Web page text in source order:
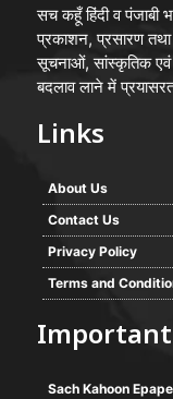
सच कहूँ हिंदी व पंजाबी
प्रकाशन, प्रसारण तथा
सूचनाओं, सांस्कृतिक एवं
बदलाव लाने में
Links
About Us
Contact Us
Privacy Policy
Terms and
Sach Kahoon